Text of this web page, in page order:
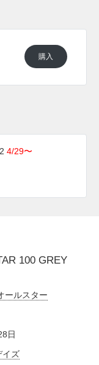
り次第、スニーカ
告したい。
(pic. CONVERSE)
購入
4/29〜
100 GREY
ールスター
日
イズ